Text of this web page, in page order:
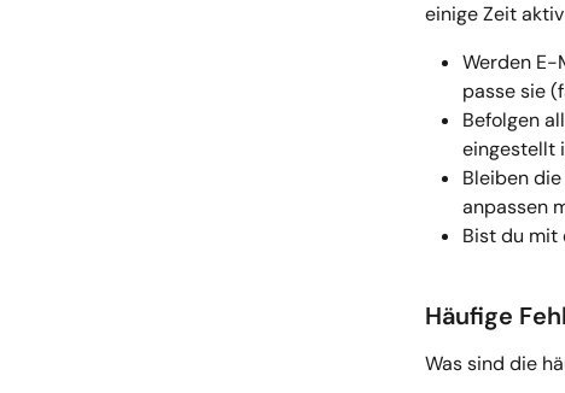
einige Zeit
Werden E-
passe sie
Befolgen
eingestellt
Bleiben
anpassen
Bist du mit
Häufige
Was sind die